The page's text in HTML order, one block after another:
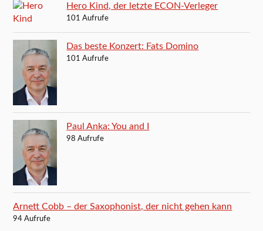
Hero Kind, der letzte ECON-Verleger
101 Aufrufe
Das beste Konzert: Fats Domino
101 Aufrufe
Paul Anka: You and I
98 Aufrufe
Arnett Cobb – der Saxophonist, der nicht gehen kann
94 Aufrufe